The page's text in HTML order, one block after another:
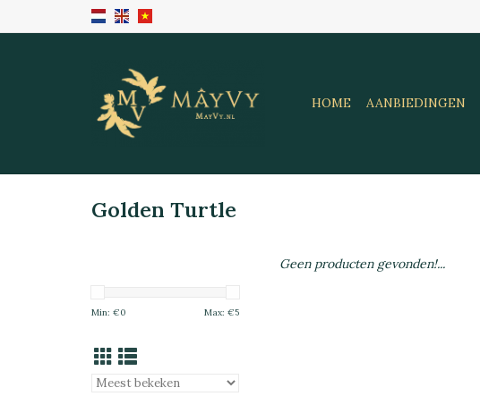
HOME AANBIEDINGEN
Golden Turtle
Min: €0 Max: €5
Geen producten gevonden!...